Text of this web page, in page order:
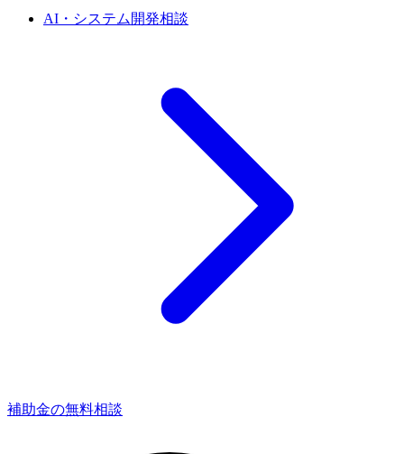
AI・システム開発相談
補助金の無料相談